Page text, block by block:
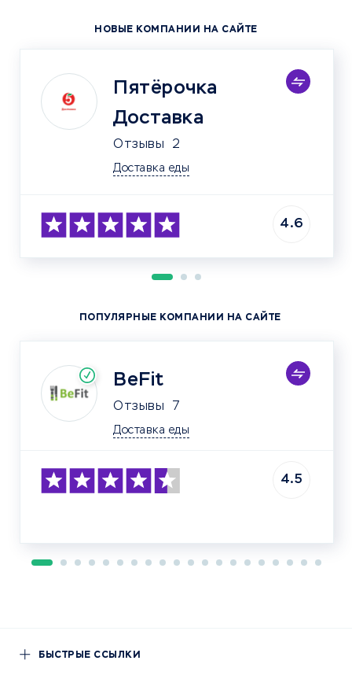
НОВЫЕ КОМПАНИИ НА САЙТЕ
Пятёрочка
Доставка
Отзывы 2
Доставка еды
4.6
ПОПУЛЯРНЫЕ КОМПАНИИ НА САЙТЕ
BeFit
Отзывы 7
Доставка еды
4.5
БЫСТРЫЕ ССЫЛКИ